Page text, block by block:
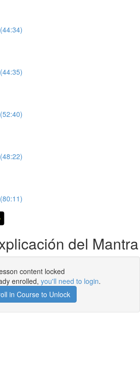
del Mantra
content locked
enrolled, you'll need to login.
in Course to Unlock